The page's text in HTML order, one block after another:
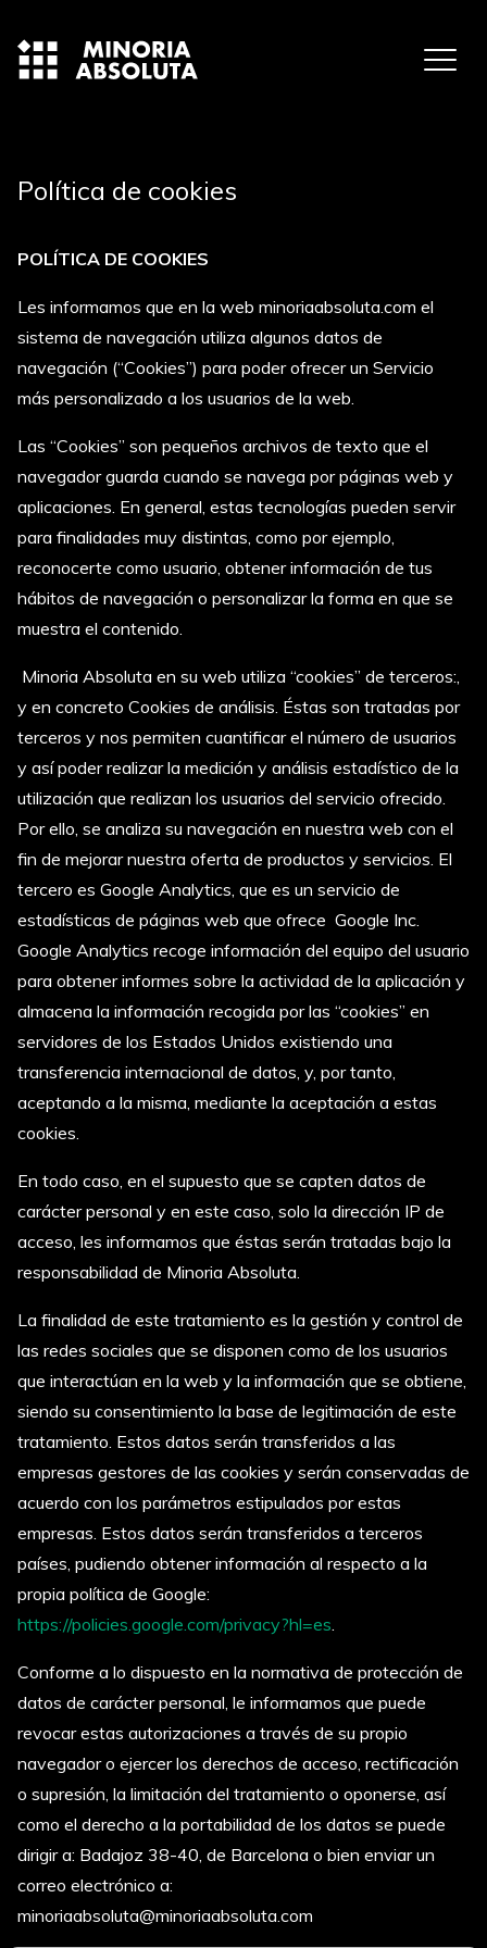
Política de cookies
POLÍTICA DE COOKIES
Les informamos que en la web minoriaabsoluta.com el
sistema de navegación utiliza algunos datos de
navegación (“Cookies”) para poder ofrecer un Servicio
más personalizado a los usuarios de la web.
Las “Cookies” son pequeños archivos de texto que el
navegador guarda cuando se navega por páginas web y
aplicaciones. En general, estas tecnologías pueden servir
para finalidades muy distintas, como por ejemplo,
reconocerte como usuario, obtener información de tus
hábitos de navegación o personalizar la forma en que se
muestra el contenido.
Minoria Absoluta en su web utiliza “cookies” de terceros:,
y en concreto Cookies de análisis. Éstas son tratadas por
terceros y nos permiten cuantificar el número de usuarios
y así poder realizar la medición y análisis estadístico de la
utilización que realizan los usuarios del servicio ofrecido.
Por ello, se analiza su navegación en nuestra web con el
fin de mejorar nuestra oferta de productos y servicios. El
tercero es Google Analytics, que es un servicio de
estadísticas de páginas web que ofrece Google Inc.
Google Analytics recoge información del equipo del usuario
para obtener informes sobre la actividad de la aplicación y
almacena la información recogida por las “cookies” en
servidores de los Estados Unidos existiendo una
transferencia internacional de datos, y, por tanto,
aceptando a la misma, mediante la aceptación a estas
cookies.
En todo caso, en el supuesto que se capten datos de
carácter personal y en este caso, solo la dirección IP de
acceso, les informamos que éstas serán tratadas bajo la
responsabilidad de Minoria Absoluta.
La finalidad de este tratamiento es la gestión y control de
las redes sociales que se disponen como de los usuarios
que interactúan en la web y la información que se obtiene,
siendo su consentimiento la base de legitimación de este
tratamiento. Estos datos serán transferidos a las
empresas gestores de las cookies y serán conservadas de
acuerdo con los parámetros estipulados por estas
empresas. Estos datos serán transferidos a terceros
países, pudiendo obtener información al respecto a la
propia política de Google:
https://policies.google.com/privacy?hl=es.
Conforme a lo dispuesto en la normativa de protección de
datos de carácter personal, le informamos que puede
revocar estas autorizaciones a través de su propio
navegador o ejercer los derechos de acceso, rectificación
o supresión, la limitación del tratamiento o oponerse, así
como el derecho a la portabilidad de los datos se puede
dirigir a: Badajoz 38-40, de Barcelona o bien enviar un
correo electrónico a:
minoriaabsoluta@minoriaabsoluta.com